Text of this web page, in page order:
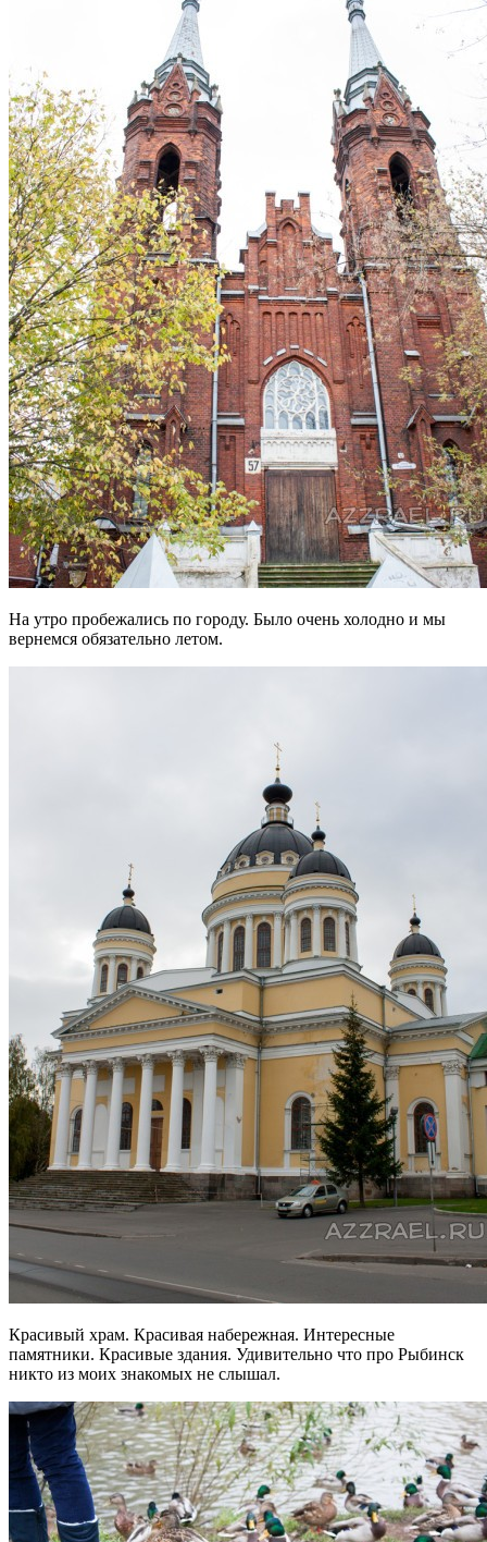
На утро пробежались по городу. Было очень холодно и мы
вернемся обязательно летом.
Красивый храм. Красивая набережная. Интересные
памятники. Красивые здания. Удивительно что про Рыбинск
никто из моих знакомых не слышал.